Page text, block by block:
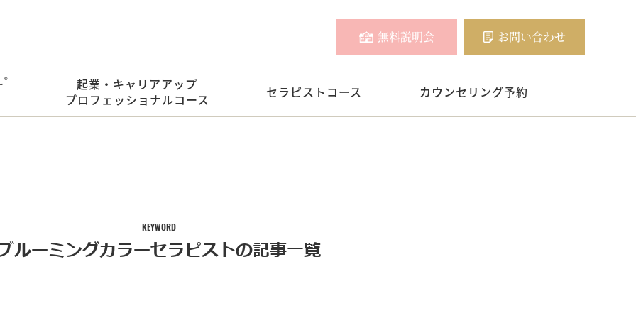
無料説明会 お問い合わせ
®︎
起業・キャリアアップ
プロフェッショナルコース
セラピストコース カウンセリング予約
KEYWORD
ルーミングカラーセラピストの記事一覧